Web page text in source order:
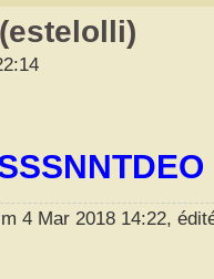
4 Mar 2018 14:22,